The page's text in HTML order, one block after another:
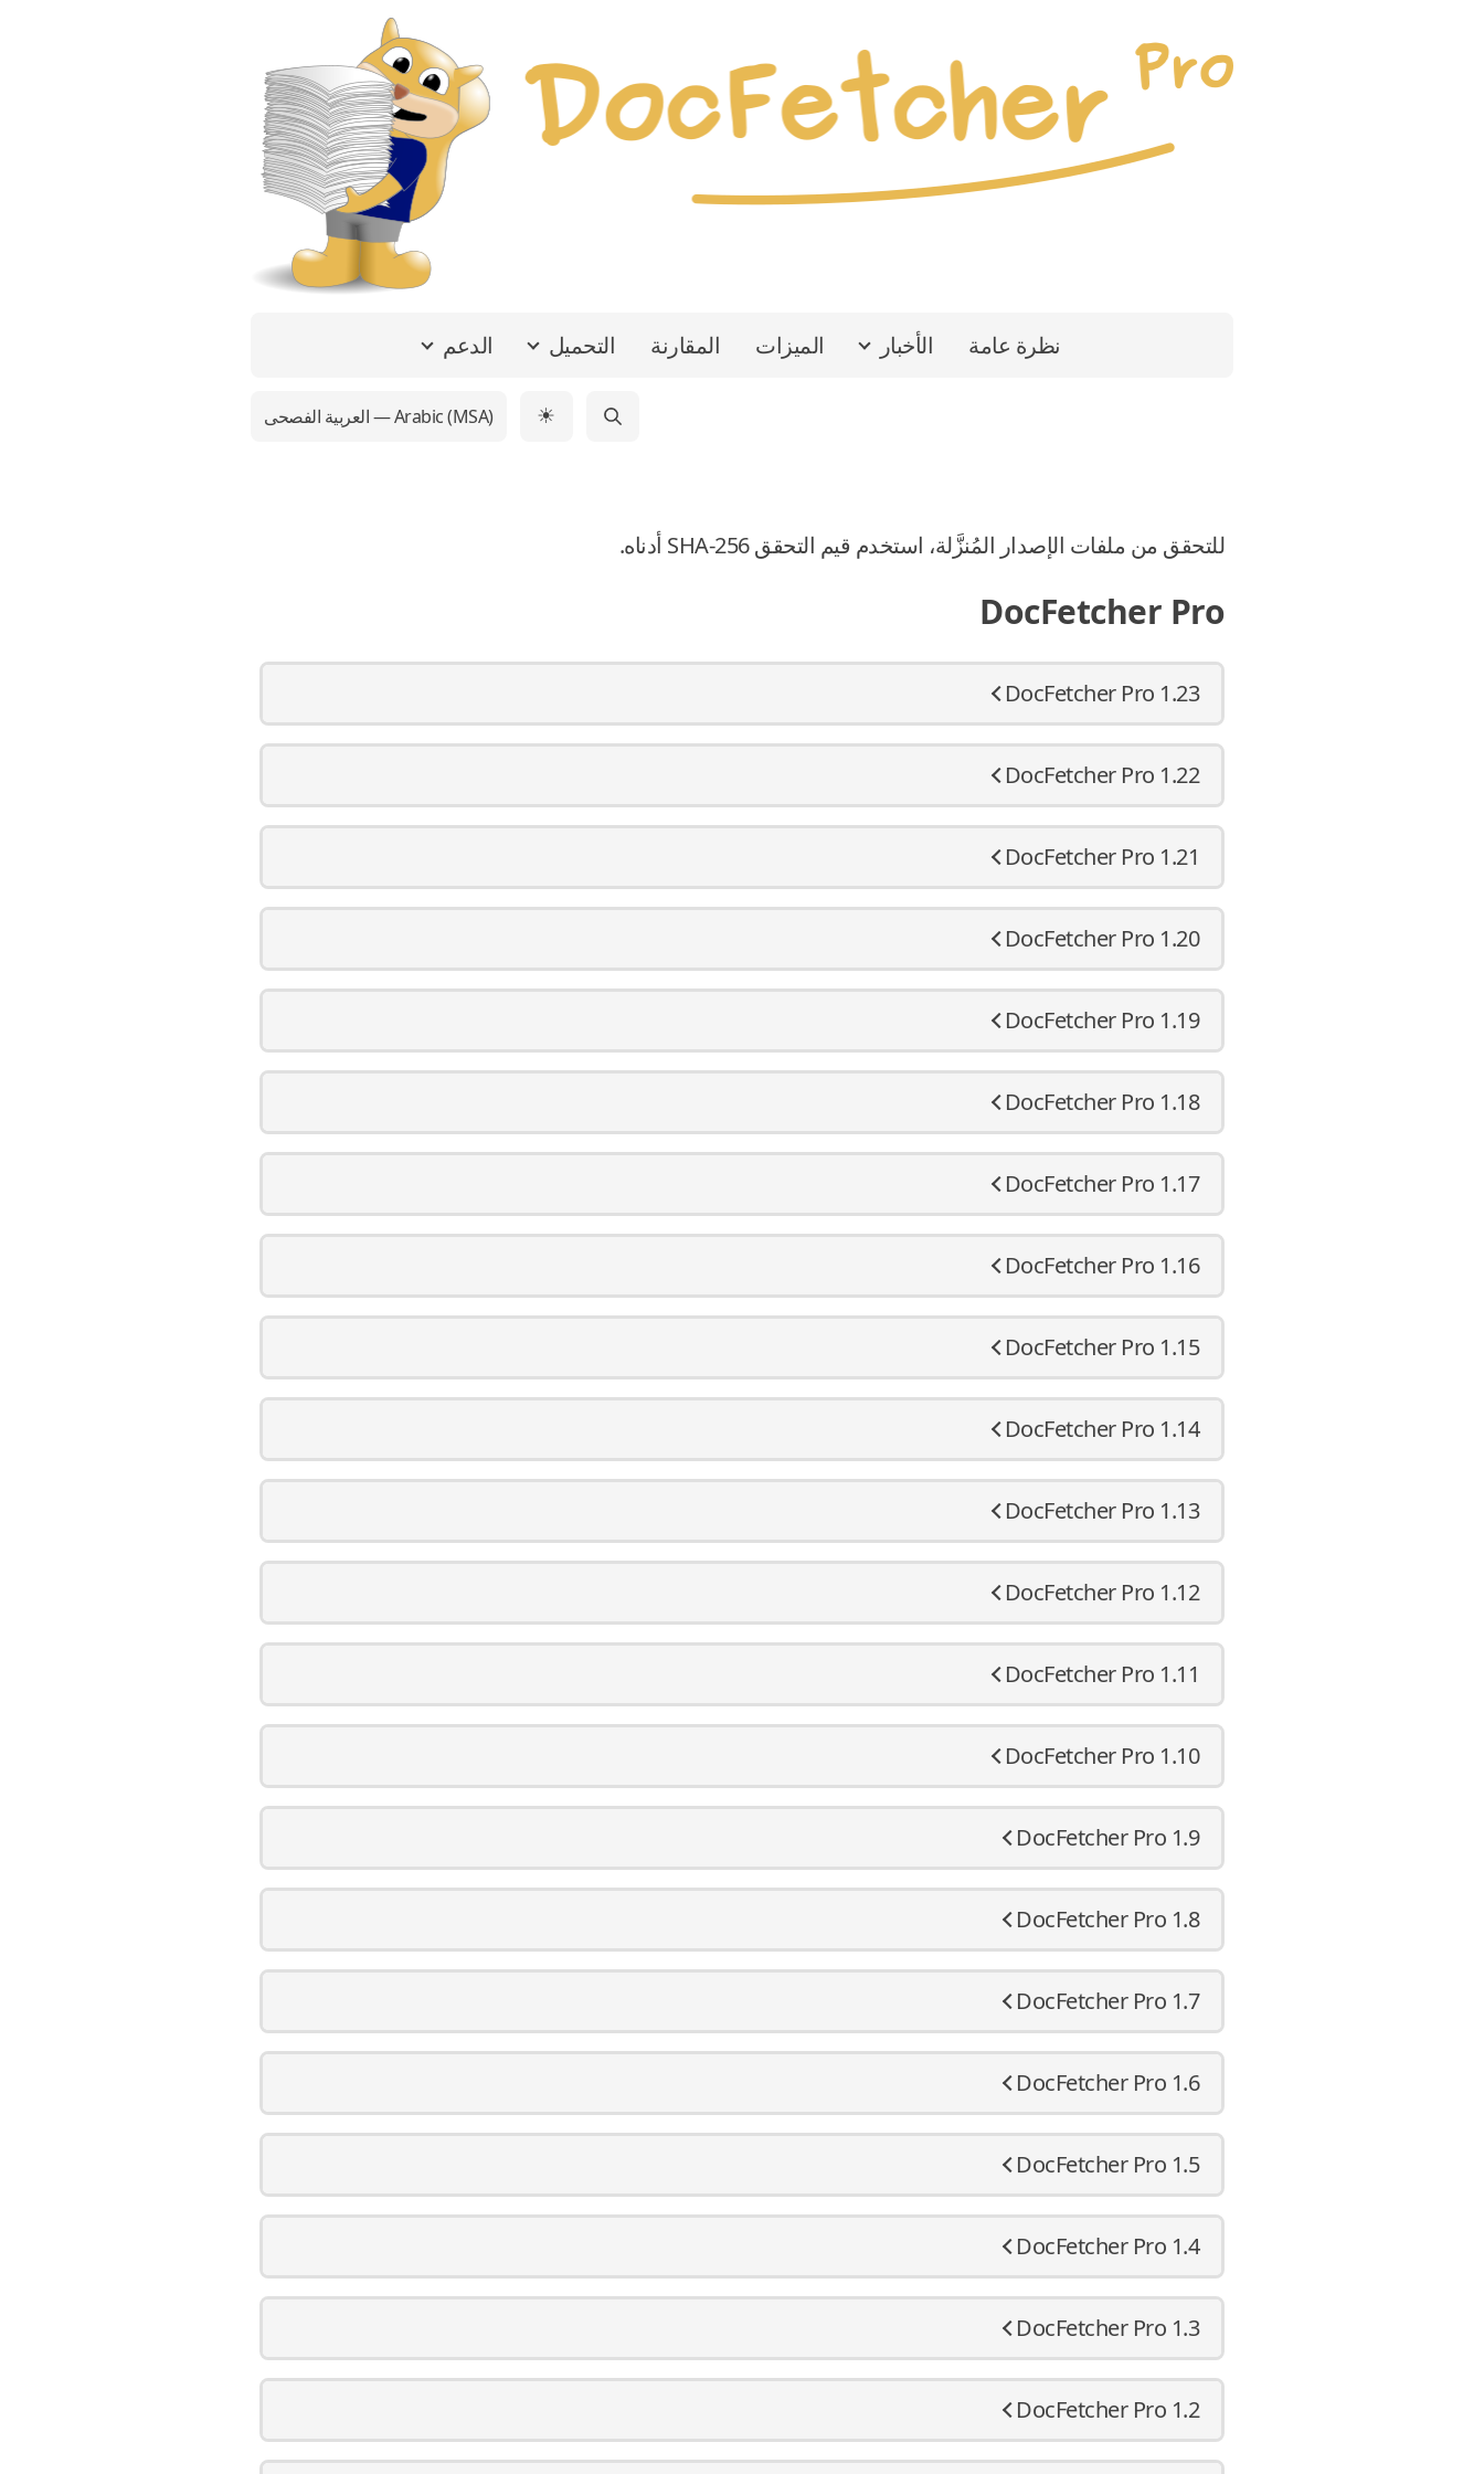
نظرة عامة الأخبار الميزات المقارنة التحميل الدعم
☀ العربية الفصحى — Arabic (MSA)
للتحقق من ملفات الإصدار المُنزَّلة، استخدم قيم التحقق SHA-256 أدناه.
DocFetcher Pro
DocFetcher Pro 1.23
DocFetcher Pro 1.22
DocFetcher Pro 1.21
DocFetcher Pro 1.20
DocFetcher Pro 1.19
DocFetcher Pro 1.18
DocFetcher Pro 1.17
DocFetcher Pro 1.16
DocFetcher Pro 1.15
DocFetcher Pro 1.14
DocFetcher Pro 1.13
DocFetcher Pro 1.12
DocFetcher Pro 1.11
DocFetcher Pro 1.10
DocFetcher Pro 1.9
DocFetcher Pro 1.8
DocFetcher Pro 1.7
DocFetcher Pro 1.6
DocFetcher Pro 1.5
DocFetcher Pro 1.4
DocFetcher Pro 1.3
DocFetcher Pro 1.2